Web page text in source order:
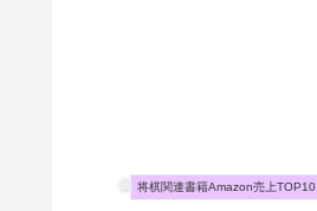
将棋関連書籍Amazon売上TOP10